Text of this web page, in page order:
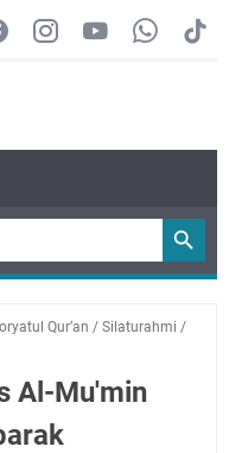
Qur’an / Silaturahmi /
Al-Mu'min